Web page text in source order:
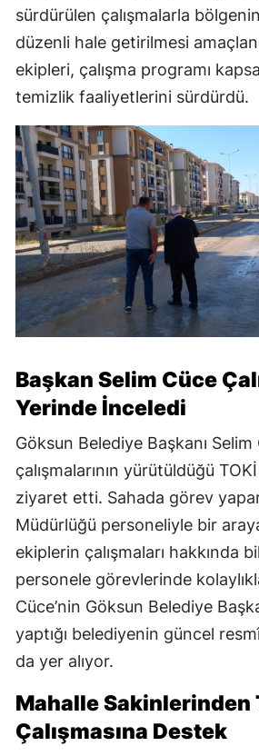
sürdürülen çalışmalarla
düzenli hale getirilmesi
ekipleri, çalışma programı
temizlik faaliyetlerini sürdürdü.
Başkan Selim Cüce
Yerinde İnceledi
Göksun Belediye Başkanı
çalışmalarının yürütüldüğü TOKİ
ziyaret etti. Sahada görev
Müdürlüğü personeliyle bir
ekiplerin çalışmaları hakkında
personele görevlerinde
Cüce’nin Göksun Belediye
yaptığı belediyenin güncel
da yer alıyor.
Mahalle Sakinlerinden
Çalışmasına Destek